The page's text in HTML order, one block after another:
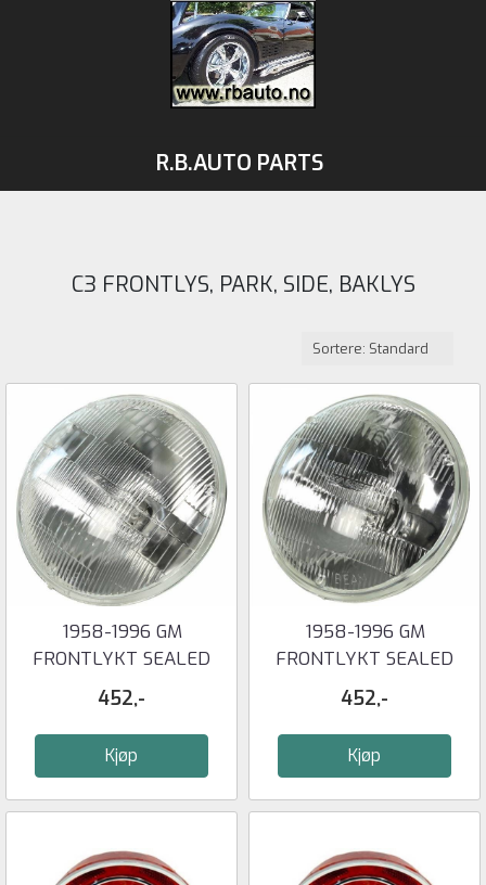
R.B.AUTO PARTS
C3 FRONTLYS, PARK, SIDE, BAKLYS
1958-1996 GM
FRONTLYKT SEALED
BEAM 5-3/4'' LOW ...
452,-
Kjøp
1958-1996 GM
FRONTLYKT SEALED
BEAM 5-3/4'' HIGH ...
452,-
Kjøp